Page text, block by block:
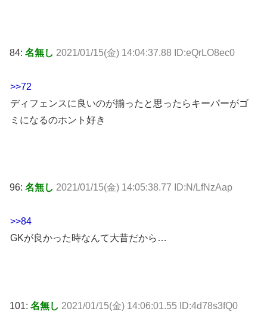
84: 名無し 2021/01/15(金) 14:04:37.88 ID:eQrLO8ec0
>>72
ディフェンスに良いのが揃ったと思ったらキーパーがゴ
ミになるのホント好き
96: 名無し 2021/01/15(金) 14:05:38.77 ID:N/LfNzAap
>>84
GKが良かった時なんて大昔だから…
101: 名無し 2021/01/15(金) 14:06:01.55 ID:4d78s3fQ0